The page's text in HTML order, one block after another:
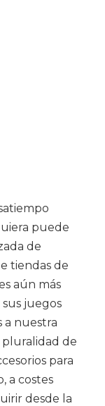
puede
de
tiendas de
aún más
juegos
a nuestra
de
para
a costes
desde la